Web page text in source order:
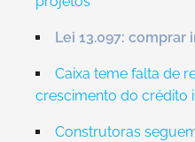
Lei 13.097:
Caixa teme falta de
crescimento do crédito
Construtoras